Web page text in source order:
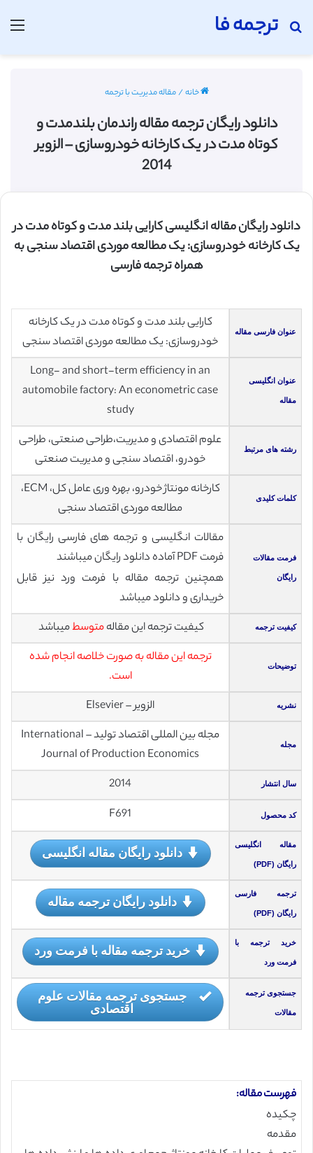
ترجمه فا
جستجو برای
خانه/مقاله مدیریت با ترجمه
دانلود رایگان ترجمه مقاله راندمان بلندمدت و
کوتاه مدت در یک کارخانه خودروسازی – الزویر
2014
دانلود رایگان مقاله انگلیسی کارایی بلند مدت و کوتاه مدت در
یک کارخانه خودروسازی: یک مطالعه موردی اقتصاد سنجی به
همراه ترجمه فارسی
عنوان فارسی مقاله
کارایی بلند مدت و کوتاه مدت در یک کارخانه
خودروسازی: یک مطالعه موردی اقتصاد سنجی
عنوان انگلیسی
مقاله
Long- and short-term efficiency in an
automobile factory: An econometric case
study
رشته های مرتبط
علوم اقتصادی و مدیریت،طراحی صنعتی، طراحی
خودرو، اقتصاد سنجی و مدیریت صنعتی
کلمات کلیدی
کارخانه مونتاژ خودرو، بهره وری عامل کل، ECM،
مطالعه موردی اقتصاد سنجی
فرمت مقالات
رایگان
مقالات انگلیسی و ترجمه های فارسی رایگان با
فرمت PDF آماده دانلود رایگان میباشند
همچنین ترجمه مقاله با فرمت ورد نیز قابل
خریداری و دانلود میباشد
کیفیت ترجمه کیفیت ترجمه این مقالهمتوسطمیباشد
توضیحات
ترجمه این مقاله به صورت خلاصه انجام شده
است.
نشریه الزویر – Elsevier
مجله
مجله بین المللی اقتصاد تولید – International
Journal of Production Economics
سال انتشار 2014
کد محصول F691
مقاله انگلیسی
رایگان (PDF)
دانلود رایگان مقاله انگلیسی
ترجمه فارسی
رایگان (PDF)
دانلود رایگان ترجمه مقاله
خرید ترجمه با
فرمت ورد
خرید ترجمه مقاله با فرمت ورد
جستجوی ترجمه
مقالات
جستجوی ترجمه مقالات علوم
اقتصادی
فهرست مقاله:
چکیده
مقدمه